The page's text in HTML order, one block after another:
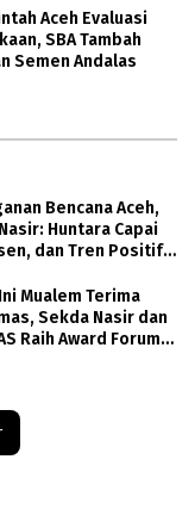
Aceh Evaluasi
SBA Tambah
Semen Andalas
Bencana Aceh,
Huntara Capai
dan Tren Positif
Mualem Terima
Sekda Nasir dan
Raih Award Forum